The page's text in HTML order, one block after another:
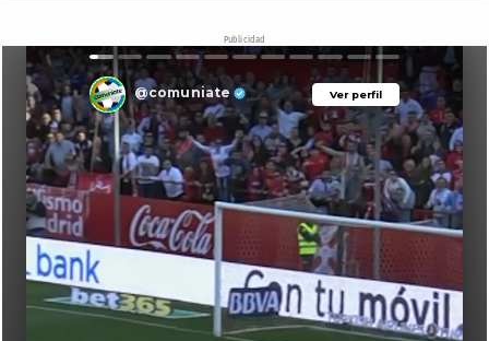
Publicidad
Ver perfil
@comuniate Ver perfil